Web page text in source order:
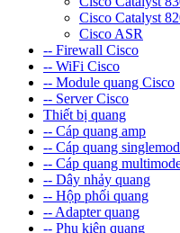
Cisco Catalyst
Cisco ASR
-- Firewall Cisco
-- WiFi Cisco
-- Module quang Cisco
-- Server Cisco
Thiết bị quang
-- Cáp quang amp
-- Cáp quang
-- Cáp quang
-- Dây nhảy quang
-- Hộp phối quang
-- Adapter quang
-- Phụ kiện quang